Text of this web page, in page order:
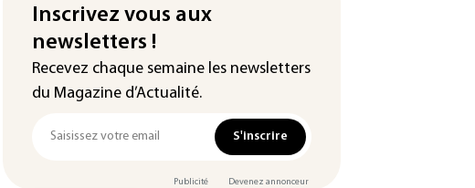
Inscrivez vous aux
newsletters !
Recevez chaque semaine les newsletters
du Magazine d’Actualité.
S'inscrire
Publicité Devenez annonceur